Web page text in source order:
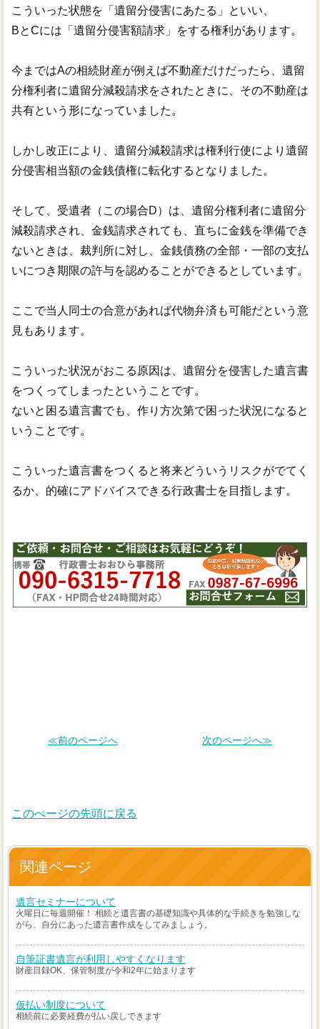
こういった状態を「遺留分侵害にあたる」といい、
BとCには「遺留分侵害額請求」をする権利があります。
今まではAの相続財産が例えば不動産だけだったら、遺留
分権利者に遺留分減殺請求をされたときに、その不動産は
共有という形になっていました。
しかし改正により、遺留分減殺請求は権利行使により遺留
分侵害相当額の金銭債権に転化するとなりました。
そして、受遺者（この場合D）は、遺留分権利者に遺留分
減殺請求され、金銭請求されても、直ちに金銭を準備でき
ないときは、裁判所に対し、金銭債務の全部・一部の支払
いにつき期限の許与を認めることができるとしています。
ここで当人同士の合意があれば代物弁済も可能だという意
見もあります。
こういった状況がおこる原因は、遺留分を侵害した遺言書
をつくってしまったということです。
ないと困る遺言書でも、作り方次第で困った状況になると
いうことです。
こういった遺言書をつくると将来どういうリスクがでてく
るか、的確にアドバイスできる行政書士を目指します。
≪前のページへ 次のページへ≫
このぺージの先頭に戻る
関連ページ
遺言セミナーについて
火曜日に毎週開催！ 相続と遺言書の基礎知識や具体的な手続きを勉強しな
がら、自分にあった遺言書作成をしてみましょう。
自筆証書遺言が利用しやすくなります
財産目録OK、保管制度が令和2年に始まります
仮払い制度について
相続前に必要経費が払い戻しできます